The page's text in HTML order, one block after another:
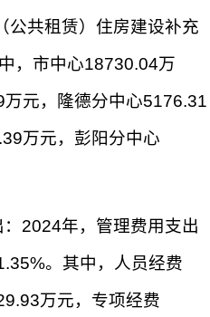
公共租赁）住房建设补充
，市中心18730.04万
元，隆德分中心5176.31
万元，彭阳分中心
：2024年，管理费用支出
。其中，人员经费
万元，专项经费